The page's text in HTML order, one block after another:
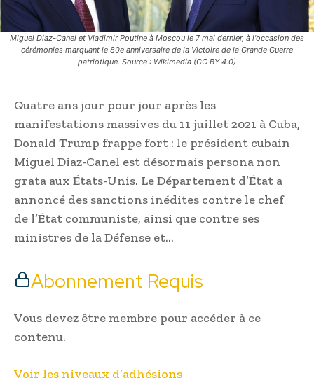
Miguel Diaz-Canel et Vladimir Poutine à Moscou le 7 mai dernier, à l'occasion des
cérémonies marquant le 80e anniversaire de la Victoire de la Grande Guerre
patriotique. Source : Wikimedia (CC BY 4.0)
Quatre ans jour pour jour après les
manifestations massives du 11 juillet 2021 à Cuba,
Donald Trump frappe fort : le président cubain
Miguel Diaz-Canel est désormais persona non
grata aux États-Unis. Le Département d’État a
annoncé des sanctions inédites contre le chef
de l’État communiste, ainsi que contre ses
ministres de la Défense et…
Abonnement Requis
Vous devez être membre pour accéder à ce
contenu.
Voir les niveaux d’adhésions